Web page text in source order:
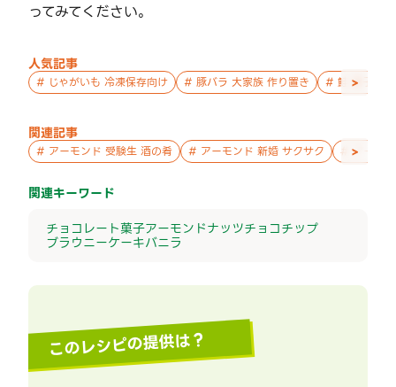
ってみてください。
人気記事
# じゃがいも 冷凍保存向け # 豚バラ 大家族 作り置き # 鮭 親子 作
>
関連記事
# アーモンド 受験生 酒の肴 # アーモンド 新婚 サクサク #アーモ
>
関連キーワード
チョコレート菓子アーモンドナッツチョコチップ
ブラウニーケーキバニラ
このレシピの提供は？